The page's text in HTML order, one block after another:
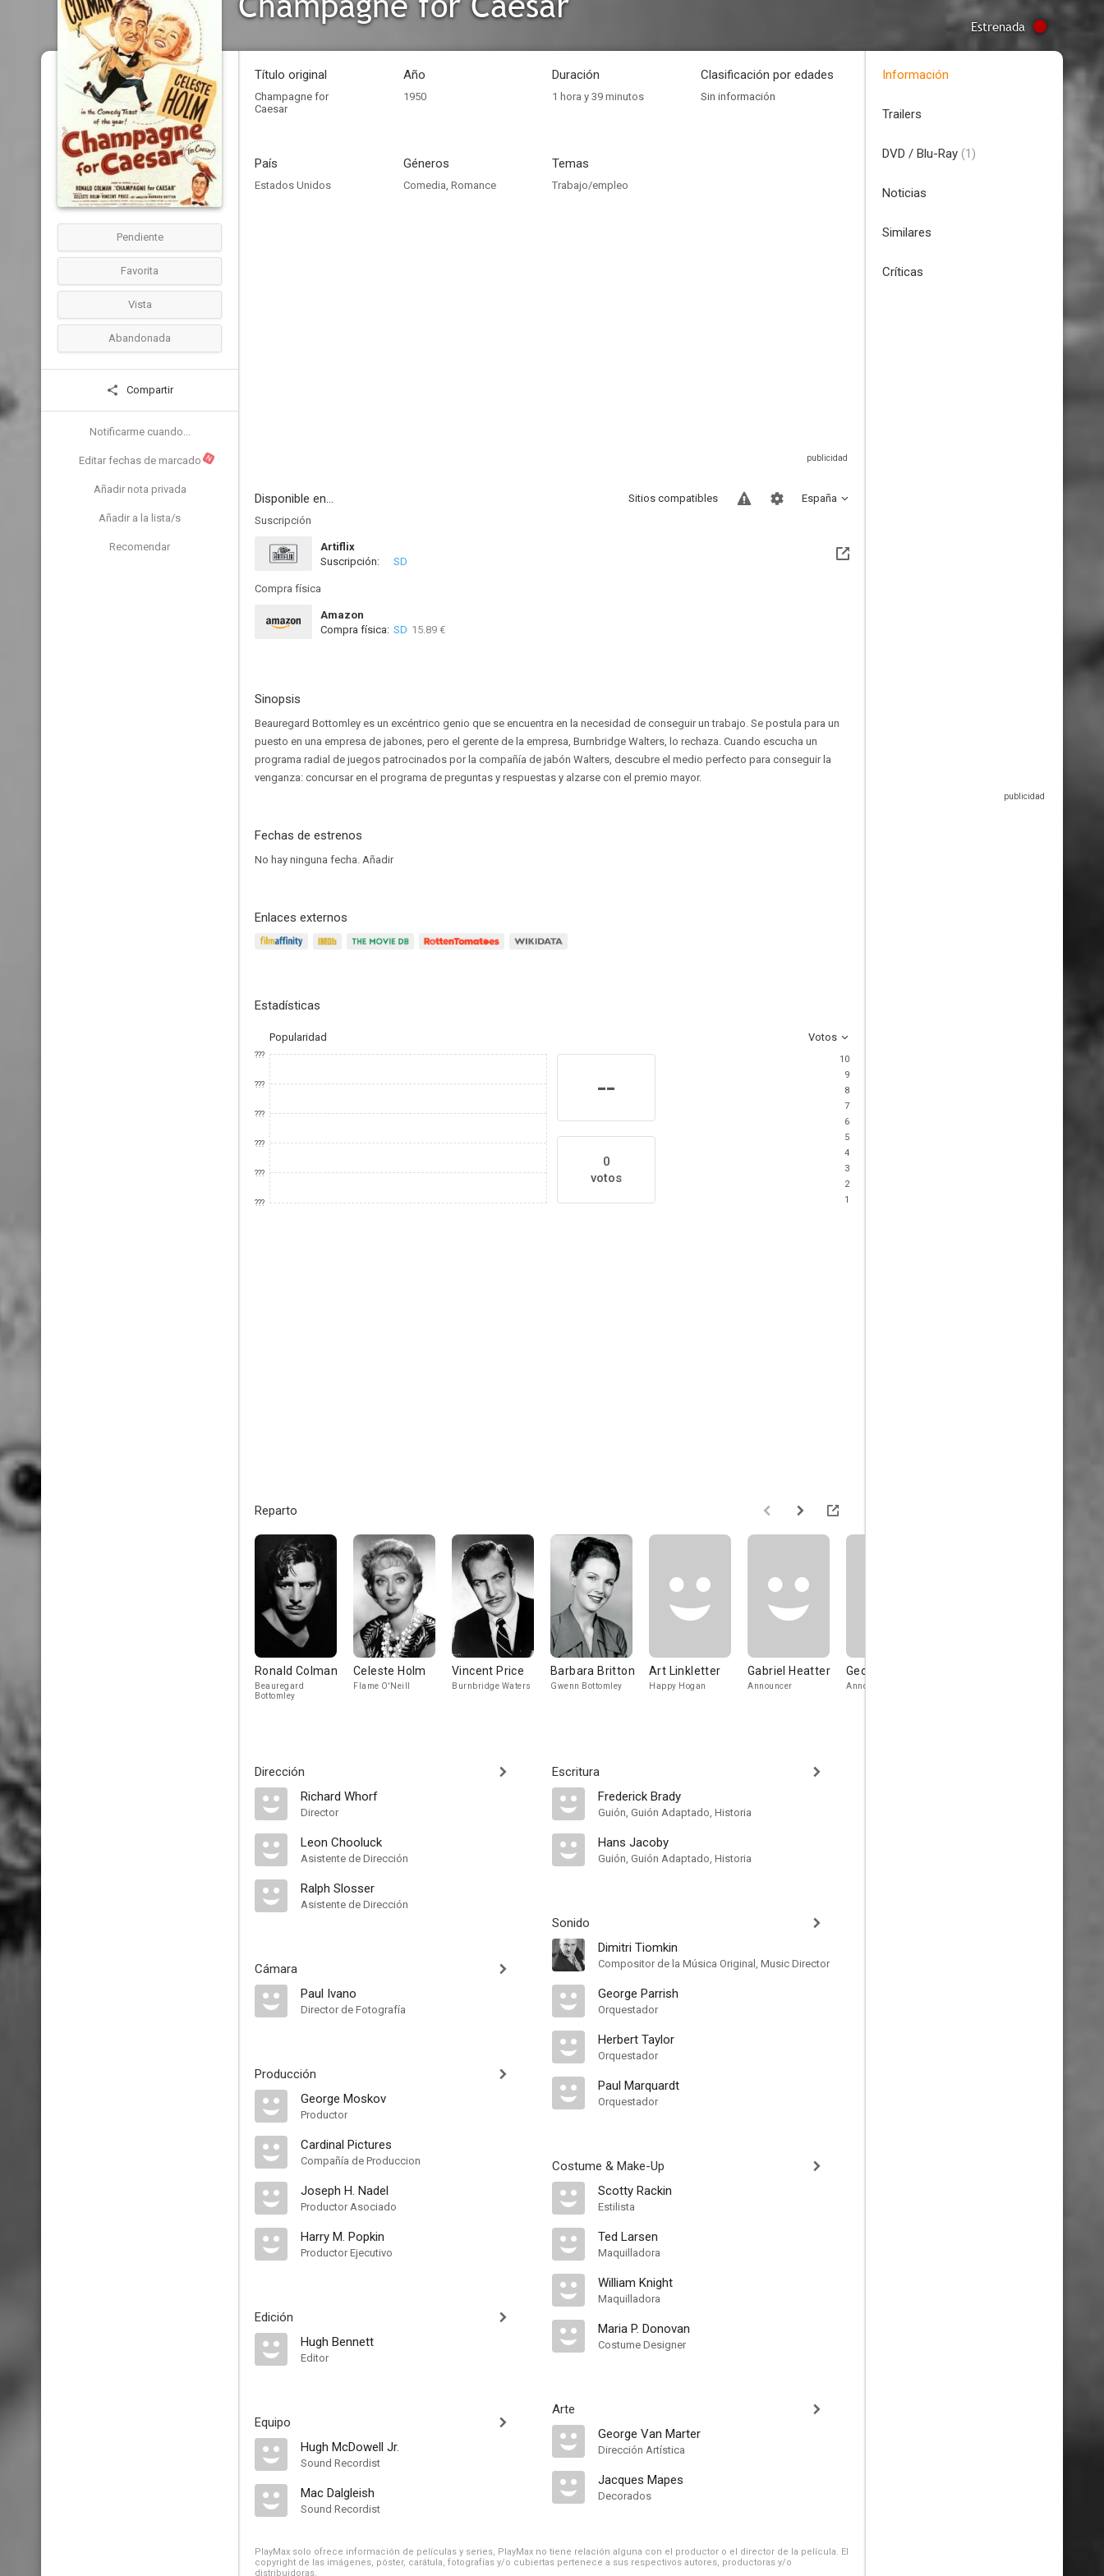
Estrenada
Pendiente
Favorita
Vista
Abandonada
Compartir
Notificarme cuando...
Editar fechas de marcado N
Añadir nota privada
Añadir a la lista/s
Recomendar
Título original
Champagne for
Caesar
Año
1950
Duración
1 hora y 39 minutos
Clasificación por edades
Sin información
País
Estados Unidos
Géneros
Comedia, Romance
Temas
Trabajo/empleo
Disponible en... España
Sitios compatibles
Suscripción
Artiflix
Suscripción:
SD
Compra física
Amazon
Compra física: SD 15.89 €
Sinopsis
Beauregard Bottomley es un excéntrico genio que se encuentra en la necesidad de conseguir un trabajo. Se postula para un
puesto en una empresa de jabones, pero el gerente de la empresa, Burnbridge Walters, lo rechaza. Cuando escucha un
programa radial de juegos patrocinados por la compañía de jabón Walters, descubre el medio perfecto para conseguir la
venganza: concursar en el programa de preguntas y respuestas y alzarse con el premio mayor.
Fechas de estrenos
No hay ninguna fecha. Añadir
Enlaces externos
Estadísticas
Popularidad Votos
???
???
???
???
???
???
--
0
votos
10
9
8
7
6
5
4
3
2
1
Reparto
Ronald Colman
Beauregard
Bottomley
Celeste Holm
Flame O'Neill
Vincent Price
Burnbridge Waters
Barbara Britton
Gwenn Bottomley
Art Linkletter
Happy Hogan
Gabriel Heatter
Announcer
George Fisher
Announcer
Dirección
Richard Whorf
Director
Leon Chooluck
Asistente de Dirección
Ralph Slosser
Asistente de Dirección
Cámara
Paul Ivano
Director de Fotografía
Producción
George Moskov
Productor
Cardinal Pictures
Compañía de Produccion
Joseph H. Nadel
Productor Asociado
Harry M. Popkin
Productor Ejecutivo
Edición
Hugh Bennett
Editor
Equipo
Hugh McDowell Jr.
Sound Recordist
Mac Dalgleish
Sound Recordist
Escritura
Frederick Brady
Guión, Guión Adaptado, Historia
Hans Jacoby
Guión, Guión Adaptado, Historia
Sonido
Dimitri Tiomkin
Compositor de la Música Original, Music Director
George Parrish
Orquestador
Herbert Taylor
Orquestador
Paul Marquardt
Orquestador
Costume & Make-Up
Scotty Rackin
Estilista
Ted Larsen
Maquilladora
William Knight
Maquilladora
Maria P. Donovan
Costume Designer
Arte
George Van Marter
Dirección Artística
Jacques Mapes
Decorados
PlayMax solo ofrece información de películas y series, PlayMax no tiene relación alguna con el productor o el director de la película. El
copyright de las imágenes, póster, carátula, fotografías y/o cubiertas pertenece a sus respectivos autores, productoras y/o
distribuidoras.
Información
Trailers
DVD / Blu-Ray (1)
Noticias
Similares
Críticas